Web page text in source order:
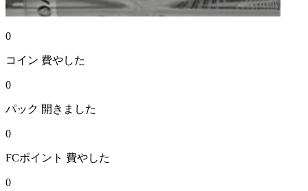
0
コイン 費やした
0
パック 開きました
0
FCポイント 費やした
0